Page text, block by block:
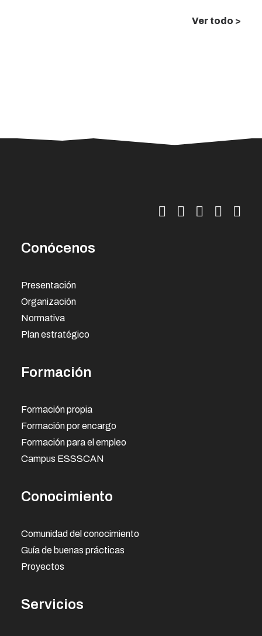
Ver todo >
deportivos dentro del Proyecto
La Escuela de Servicios Sanitarios y
Sociales de Canarias (ESSSCAN),
adscrita a la Consejería de Sanidad del
Gobierno de Canarias, en colaboración con
Conócenos
Presentación
Organización
Normativa
Plan estratégico
Formación
Formación propia
Formación por encargo
Formación para el empleo
Campus ESSSCAN
Conocimiento
Comunidad del conocimiento
Guía de buenas prácticas
Proyectos
Servicios